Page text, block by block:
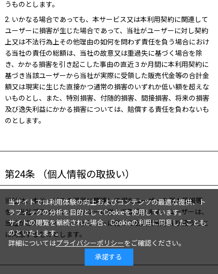
うものとします。
2. いかなる場合であっても、本サービス又は本利用契約に関連して
ユーザーに損害が生じた場合であって、当社がユーザーに対し契約
上又は不法行為上その他理由の如何を問わず責任を負う場合におけ
る当社の責任の総額は、当社の故意又は重過失に基づく場合を除
き、かかる損害を引き起こした事由の直近３か月間に本利用契約に
基づき当該ユーザーから当社が実際に受領した販売代金等の合計金
額又は現実に生じた直接かつ通常の損害のいずれか低い額を超えな
いものとし、また、特別損害、付随的損害、間接損害、将来の損害
及び逸失利益にかかる損害については、賠償する責任を負わないも
のとします。
第24条 （個人情報の取扱い）
当社は、本サービスの提供に関連して得たユーザーの個人情報等
を、当社プライバシーポリシーに従って取扱います。ユーザーは、
当社がこのプライバシーポリシーに従って個人情報を取り扱うこと
に同意するものとします。
当サイトでは利用体験の向上およびコンテンツの最適な提供、ト
ラフィックの分析を目的としてCookieを使用しています。
サイトの閲覧を継続された場合、Cookieの利用に同意したことも
のといたします。
詳細についてはプライバシーポリシーをご確認ください。
承諾する